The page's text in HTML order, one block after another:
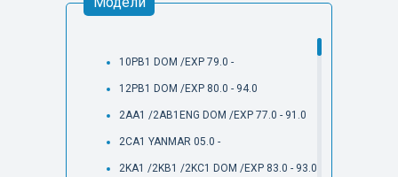
10PB1 DOM /EXP 79.0 -
12PB1 DOM /EXP 80.0 - 94.0
2AA1 /2AB1ENG DOM /EXP 77.0 - 91.0
2CA1 YANMAR 05.0 -
2KA1 /2KB1 /2KC1 DOM /EXP 83.0 - 93.0